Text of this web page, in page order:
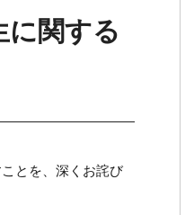
関する
とを、深くお詫び